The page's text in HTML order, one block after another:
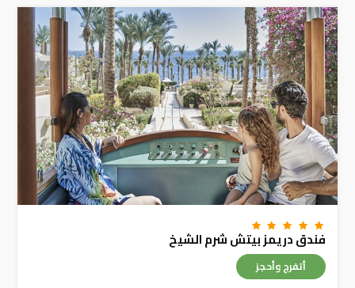
فندق دريمز بيتش شرم الشيخ
أتفرج وأحجز